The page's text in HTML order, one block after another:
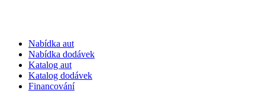
Nabídka aut
Nabídka dodávek
Katalog aut
Katalog dodávek
Financování